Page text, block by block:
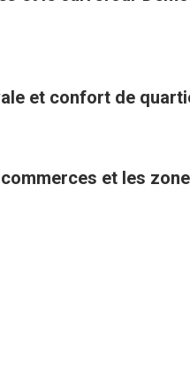
et confort de
et les